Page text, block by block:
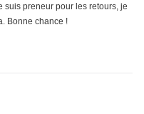
suis preneur pour les retours, je
Bonne chance !